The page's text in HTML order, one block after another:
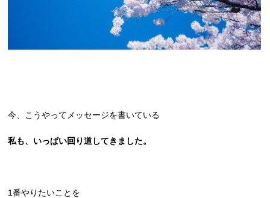
今、こうやってメッセージを書いている
私も、 いっぱい回り道してきました。
1番やりたいことを